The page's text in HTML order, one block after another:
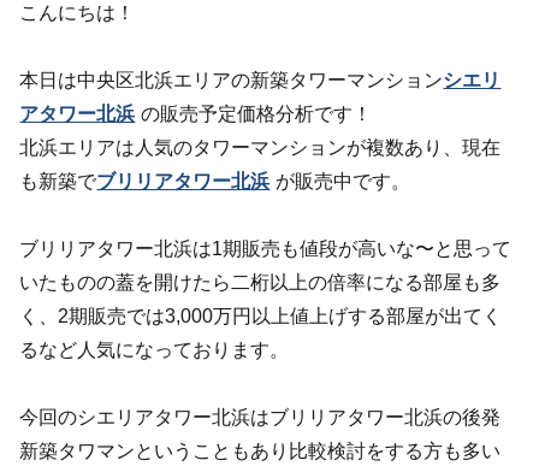
こんにちは！
本日は中央区北浜エリアの新築タワーマンションシエリ
アタワー北浜 の販売予定価格分析です！
北浜エリアは人気のタワーマンションが複数あり、現在
も新築でブリリアタワー北浜 が販売中です。
ブリリアタワー北浜は1期販売も値段が高いな〜と思って
いたものの蓋を開けたら二桁以上の倍率になる部屋も多
く、2期販売では3,000万円以上値上げする部屋が出てく
るなど人気になっております。
今回のシエリアタワー北浜はブリリアタワー北浜の後発
新築タワマンということもあり比較検討をする方も多い